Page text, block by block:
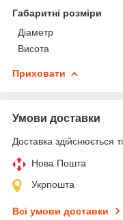
Габаритні розміри
Діаметр
Висота
Приховати
Умови доставки
Доставка здійснюється
Нова Пошта
Укрпошта
Всі умови доставки